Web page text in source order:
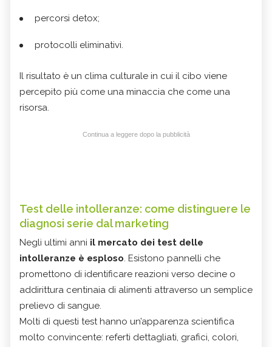
percorsi detox;
protocolli eliminativi.
Il risultato è un clima culturale in cui il cibo viene
percepito più come una minaccia che come una
risorsa.
Continua a leggere dopo la pubblicità
Test delle intolleranze: come distinguere le
diagnosi serie dal marketing
Negli ultimi anni il mercato dei test delle
intolleranze è esploso. Esistono pannelli che
promettono di identificare reazioni verso decine o
addirittura centinaia di alimenti attraverso un semplice
prelievo di sangue.
Molti di questi test hanno un’apparenza scientifica
molto convincente: referti dettagliati, grafici, colori,